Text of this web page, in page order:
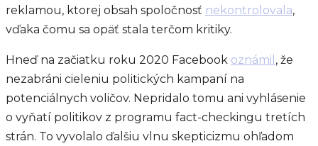
reklamou, ktorej obsah spoločnosť nekontrolovala,
vďaka čomu sa opäť stala terčom kritiky.
Hneď na začiatku roku 2020 Facebook oznámil , že
nezabráni cieleniu politických kampaní na
potenciálnych voličov. Nepridalo tomu ani vyhlásenie
o vyňatí politikov z programu fact-checkingu tretích
strán. To vyvolalo ďalšiu vlnu skepticizmu ohľadom